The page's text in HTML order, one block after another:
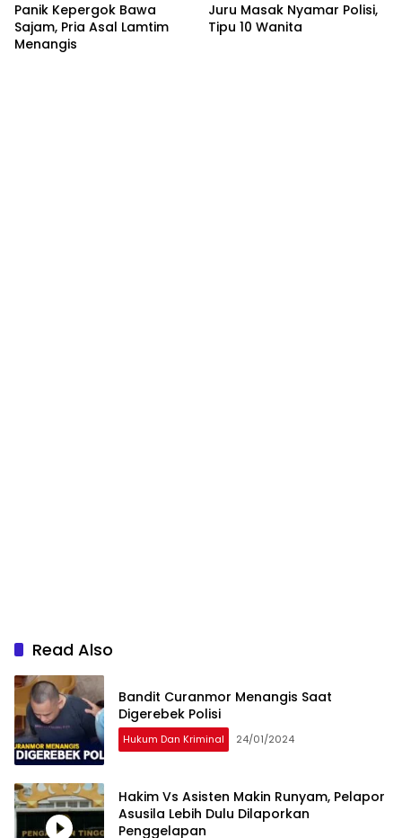
Panik Kepergok Bawa
Sajam, Pria Asal Lamtim
Menangis
Juru Masak Nyamar Polisi,
Tipu 10 Wanita
Read Also
Bandit Curanmor Menangis Saat
Digerebek Polisi
Hukum Dan Kriminal 24/01/2024
Hakim Vs Asisten Makin Runyam, Pelapor
Asusila Lebih Dulu Dilaporkan
Penggelapan